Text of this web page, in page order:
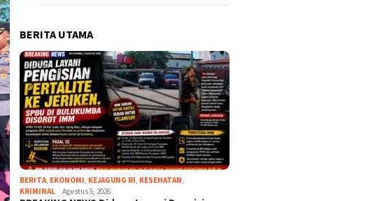
BERITA UTAMA
BERITA EKONOMI KEJAGUNG RI KESEHATAN
KRIMINAL
Agustus 5, 2026